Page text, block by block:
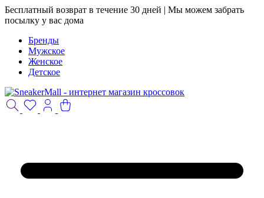
Бесплатный возврат в течение 30 дней | Мы можем забрать
посылку у вас дома
Бренды
Мужское
Женское
Детское